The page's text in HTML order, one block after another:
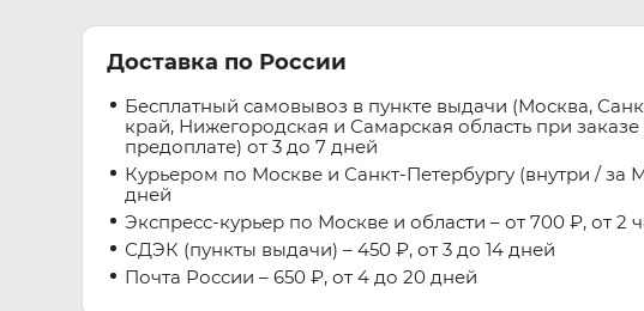
Доставка по России
Бесплатный самовывоз в пункте выдачи (Москва,
край, Нижегородская и Самарская область при
предоплате) от 3 до 7 дней
Курьером по Москве и Санкт-Петербургу (внутри /
дней
Экспресс-курьер по Москве и области – от 700 ₽, от 2
СДЭК (пункты выдачи) – 450 ₽, от 3 до 14 дней
Почта России – 650 ₽, от 4 до 20 дней